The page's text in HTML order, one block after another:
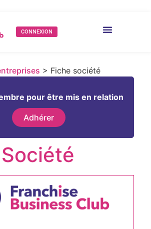
CONNEXION
> Fiche société
pour être mis en relation
Adhérer